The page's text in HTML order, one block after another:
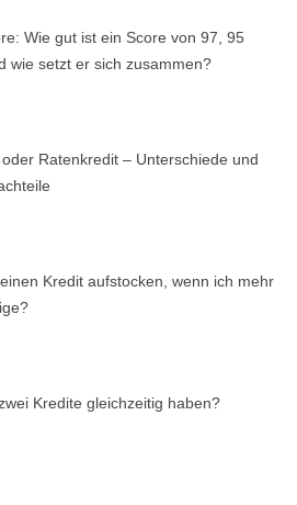
Wie gut ist ein Score von 97, 95
wie setzt er sich zusammen?
Ratenkredit – Unterschiede und
Kredit aufstocken, wenn ich mehr
Kredite gleichzeitig haben?